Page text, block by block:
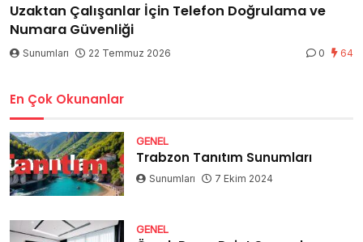
Uzaktan Çalışanlar İçin Telefon Doğrulama ve
Numara Güvenliği
Sunumları 22 Temmuz 2026 0 64
En Çok Okunanlar
GENEL
Trabzon Tanıtım Sunumları
Sunumları 7 Ekim 2024
GENEL